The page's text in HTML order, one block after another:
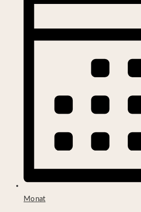
Monat